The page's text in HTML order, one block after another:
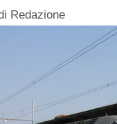
Redazione